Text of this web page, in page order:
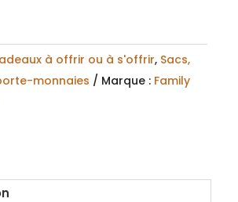
à offrir ou à s'offrir, Sacs,
monnaies
Marque : Family